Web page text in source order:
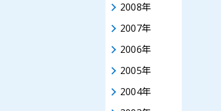
2008年
2007年
2006年
2005年
2004年